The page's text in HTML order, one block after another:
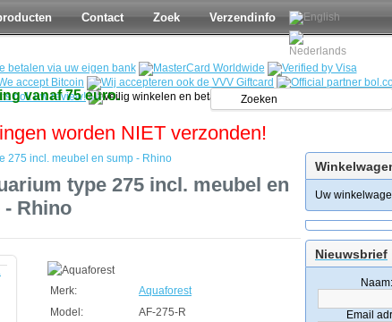
Contact Zoek Verzendinfo
vanaf 75 euro.
worden NIET verzonden!
Uw
Nieuwsbrief
Naam:
Email
275 incl. meubel en sump - Rhino
type 275 incl. meubel en
- Rhino
Merk:
Aquaforest
Model:
AF-275-R